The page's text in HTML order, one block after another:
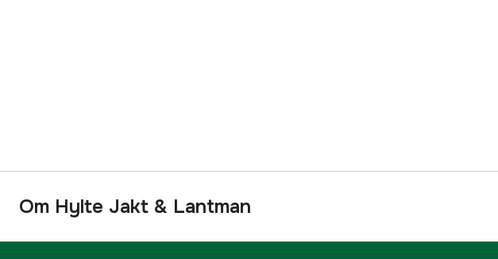
Om Hylte Jakt & Lantman